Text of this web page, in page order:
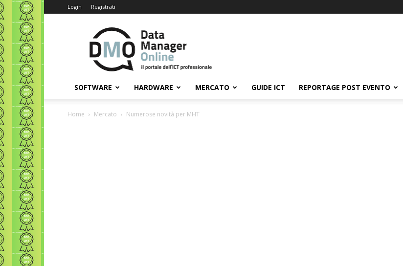
Login Registrati
Data
Manager
Online
SOFTWARE HARDWARE MERCATO GUIDE ICT REPORTAGE POST EVENTO
Home Mercato Numerose novità per MHT